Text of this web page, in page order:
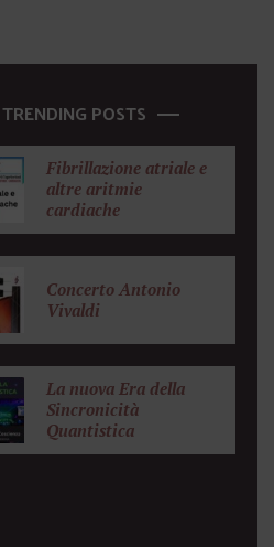
TRENDING POSTS
Fibrillazione atriale e
altre aritmie
cardiache
Concerto Antonio
Vivaldi
La nuova Era della
Sincronicità
Quantistica